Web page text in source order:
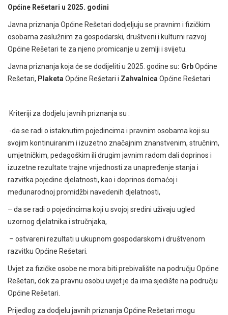
Općine Rešetari u 2025. godini
Javna priznanja Općine Rešetari dodjeljuju se pravnim i fizičkim
osobama zaslužnim za gospodarski, društveni i kulturni razvoj
Općine Rešetari te za njeno promicanje u zemlji i svijetu.
Javna priznanja koja će se dodijeliti u 2025. godine su: GrbOpćine
Rešetari, Plaketa Općine Rešetari i Zahvalnica Općine Rešetari
Kriteriji za dodjelu javnih priznanja su :
-da se radi o istaknutim pojedincima i pravnim osobama koji su
svojim kontinuiranim i izuzetno značajnim znanstvenim, stručnim,
umjetničkim, pedagoškim ili drugim javnim radom dali doprinos i
izuzetne rezultate trajne vrijednosti za unapređenje stanja i
razvitka pojedine djelatnosti, kao i doprinos domaćoj i
međunarodnoj promidžbi navedenih djelatnosti,
– da se radi o pojedincima koji u svojoj sredini uživaju ugled
uzornog djelatnika i stručnjaka,
– ostvareni rezultati u ukupnom gospodarskom i društvenom
razvitku Općine Rešetari.
Uvjet za fizičke osobe ne mora biti prebivalište na području Općine
Rešetari, dok za pravnu osobu uvjet je da ima sjedište na području
Općine Rešetari.
Prijedlog za dodjelu javnih priznanja Općine Rešetari mogu